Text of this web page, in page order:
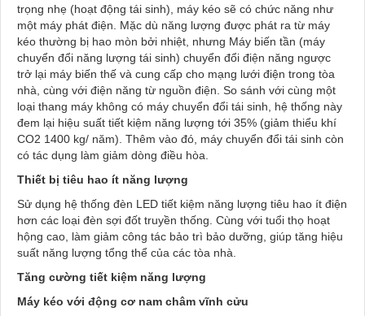
trọng nhẹ (hoạt động tái sinh), máy kéo sẽ có chức năng như
một máy phát điện. Mặc dù năng lượng được phát ra từ máy
kéo thường bị hao mòn bởi nhiệt, nhưng Máy biến tần (máy
chuyển đổi năng lượng tái sinh) chuyển đổi điện năng ngược
trở lại máy biến thế và cung cấp cho mạng lưới điện trong tòa
nhà, cùng với điện năng từ nguồn điện. So sánh với cùng một
loại thang máy không có máy chuyển đổi tái sinh, hệ thống này
đem lại hiệu suất tiết kiệm năng lượng tới 35% (giảm thiểu khí
CO2 1400 kg/ năm). Thêm vào đó, máy chuyển đổi tái sinh còn
có tác dụng làm giảm dòng điều hòa.
Thiết bị tiêu hao ít năng lượng
Sử dụng hệ thống đèn LED tiết kiệm năng lượng tiêu hao ít điện
hơn các loại đèn sợi đốt truyền thống. Cùng với tuổi thọ hoạt
hộng cao, làm giảm công tác bảo trì bảo dưỡng, giúp tăng hiệu
suất năng lượng tổng thể của các tòa nhà.
Tăng cường tiết kiệm năng lượng
Máy kéo với động cơ nam châm vĩnh cửu